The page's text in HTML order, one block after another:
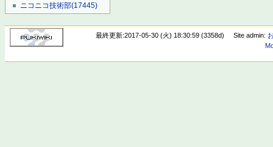
ニコニコ技術部(17445)
最終更新:2017-05-30 (火) 18:30:59 (3358d) Site admin: